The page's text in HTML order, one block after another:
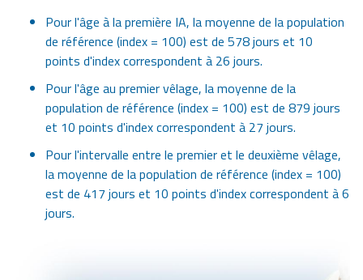
Pour l'âge à la première IA, la moyenne de la population
de référence (index = 100) est de 578 jours et 10
points d'index correspondent à 26 jours.
Pour l'âge au premier vêlage, la moyenne de la
population de référence (index = 100) est de 879 jours
et 10 points d'index correspondent à 27 jours.
Pour l'intervalle entre le premier et le deuxième vêlage,
la moyenne de la population de référence (index = 100)
est de 417 jours et 10 points d'index correspondent à 6
jours.